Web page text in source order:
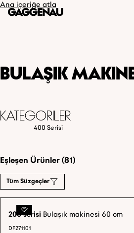
Ana içeriğe atla
Bulaşık
Kategoriler
400 Serisi
Eşleşen Ürünler (81)
Tüm Süzgeçler
200 serisi Bulaşık makinesi 60 cm
DF271101